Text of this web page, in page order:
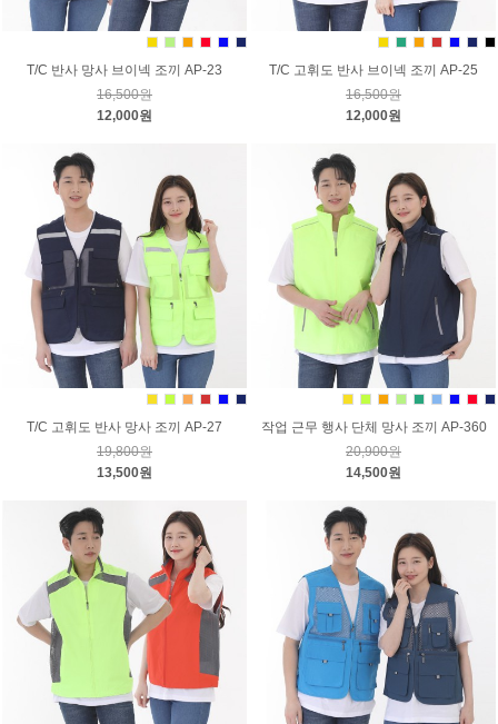
T/C 반사 망사 브이넥 조끼 AP-23
16,500원
12,000원
T/C 고휘도 반사 브이넥 조끼 AP-25
16,500원
12,000원
T/C 고휘도 반사 망사 조끼 AP-27
19,800원
13,500원
작업 근무 행사 단체 망사 조끼 AP-360
20,900원
14,500원